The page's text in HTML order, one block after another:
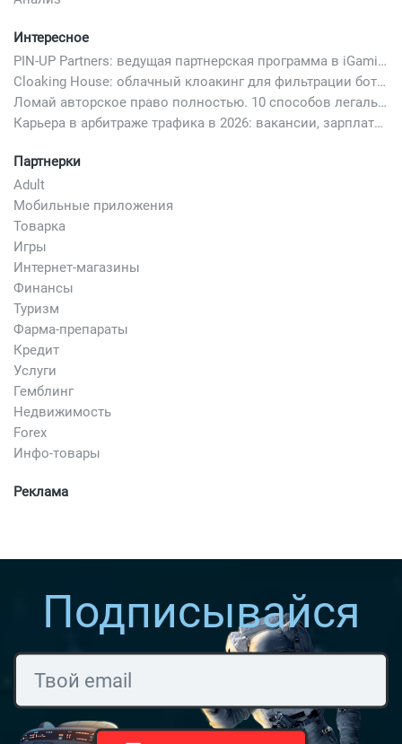
Интересное
PIN-UP Partners: ведущая партнерская программа в iGaming
Cloaking House: облачный клоакинг для фильтрации ботов FB и Google Ads — гайд PHP-интеграции 2026
Ломай авторское право полностью. 10 способов легально добавить любимый трек в свой креатив
Карьера в арбитраже трафика в 2026: вакансии, зарплаты и как начать
Партнерки
Adult
Мобильные приложения
Товарка
Игры
Интернет-магазины
Финансы
Туризм
Фарма-препараты
Кредит
Услуги
Гемблинг
Недвижимость
Forex
Инфо-товары
Реклама
Подписывайся